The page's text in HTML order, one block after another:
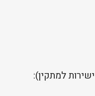
למתקין):